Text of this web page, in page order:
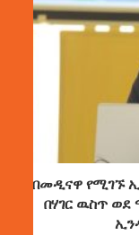
በመዲናዋ የሚገኙ
በሃገር ዉስጥ